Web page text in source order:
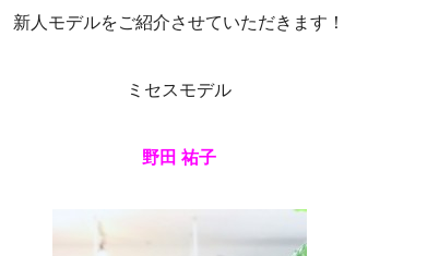
新人モデルをご紹介させていただきます！
ミセスモデル
野田 祐子